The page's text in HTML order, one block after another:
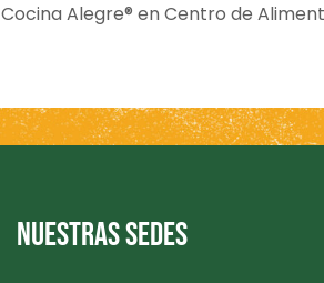
Cocina Alegre® en Centro de
NUESTRAS SEDES